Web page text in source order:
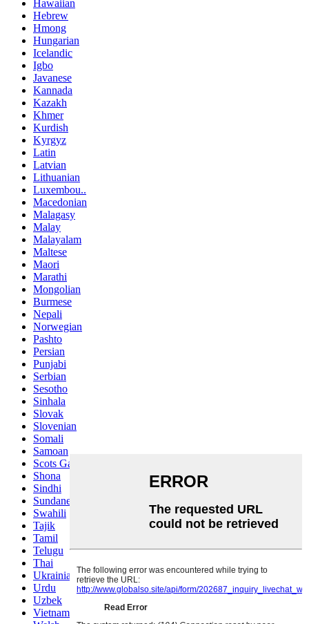
Hawaiian
Hebrew
Hmong
Hungarian
Icelandic
Igbo
Javanese
Kannada
Kazakh
Khmer
Kurdish
Kyrgyz
Latin
Latvian
Lithuanian
Luxembou..
Macedonian
Malagasy
Malay
Malayalam
Maltese
Maori
Marathi
Mongolian
Burmese
Nepali
Norwegian
Pashto
Persian
Punjabi
Serbian
Sesotho
Sinhala
Slovak
Slovenian
Somali
Samoan
Scots Gaelic
Shona
Sindhi
Sundanese
Swahili
Tajik
Tamil
Telugu
Thai
Ukrainian
Urdu
Uzbek
Vietnamese